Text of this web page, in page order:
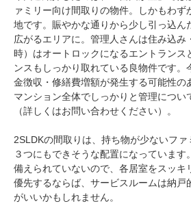
ァミリー向け間取りの物件。しかもわず
地です。賑やかな通りから少し引っ込ん
広がるエリアに。管理人さんは住み込み
時）はオートロックになるエントランス
ンスもしっかり取れている良物件です。
金徴収・修繕費増額が発生する可能性の
マンション全体でしっかりと管理につい
（詳しくはお問い合わせください）。
2SLDKの間取りは、持ち物が少ないフ
３つにもできそうな配置になっています
備えられていないので、各居室をスッキ
優先するならば、サービスルームは納戸
がいいかもしれません。